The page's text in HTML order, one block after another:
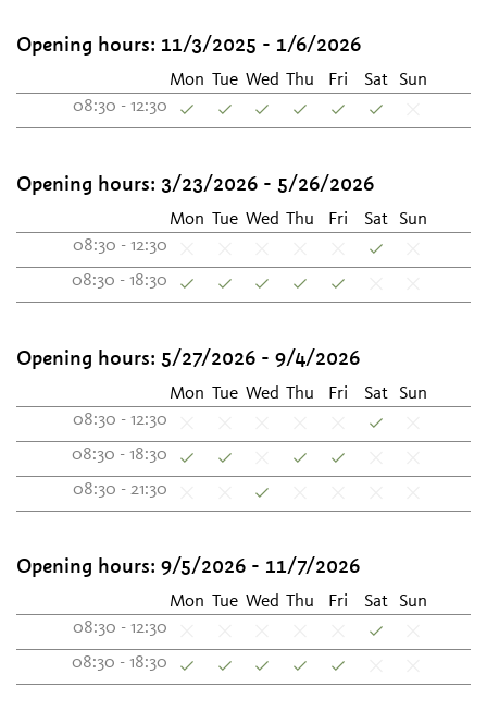
Opening hours: 11/3/2025 - 1/6/2026
Mon Tue Wed Thu Fri Sat
Sun
08:30 - 12:30
Opening hours: 3/23/2026 - 5/26/2026
Mon Tue Wed Thu Fri Sat
Sun
08:30 - 12:30
08:30 - 18:30
Opening hours:5/27/2026 - 9/4/2026
Mon Tue Wed Thu Fri Sat
Sun
08:30 - 12:30
08:30 - 18:30
08:30 - 21:30
Opening hours:9/5/2026 - 11/7/2026
Mon Tue Wed Thu Fri Sat
Sun
08:30 - 12:30
08:30 - 18:30